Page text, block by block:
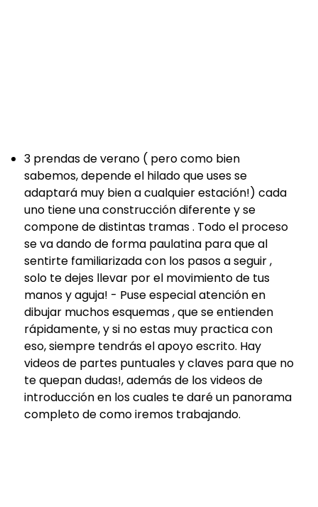
3 prendas de verano ( pero como bien
sabemos, depende el hilado que uses se
adaptará muy bien a cualquier estación!) cada
uno tiene una construcción diferente y se
compone de distintas tramas . Todo el proceso
se va dando de forma paulatina para que al
sentirte familiarizada con los pasos a seguir ,
solo te dejes llevar por el movimiento de tus
manos y aguja! - Puse especial atención en
dibujar muchos esquemas , que se entienden
rápidamente, y si no estas muy practica con
eso, siempre tendrás el apoyo escrito. Hay
videos de partes puntuales y claves para que no
te quepan dudas!, además de los videos de
introducción en los cuales te daré un panorama
completo de como iremos trabajando.